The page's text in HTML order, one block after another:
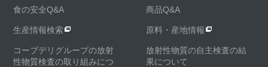
食の安全Q&A 商品Q&A
生産情報検索 原料・産地情報
コープデリグループの放射
性物質検査の取り組みにつ
放射性物質の自主検査の結
果について